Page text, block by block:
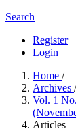
Search
Register
Login
Home /
Archives /
Vol. 1
Articles